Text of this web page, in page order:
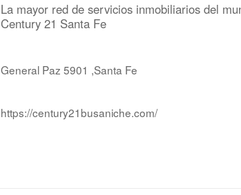
La mayor red de servicios inmobiliarios del
Century 21 Santa Fe
General Paz 5901 ,Santa Fe
https://century21busaniche.com/